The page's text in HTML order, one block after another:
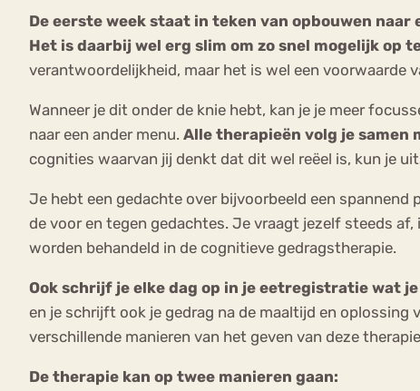
De eerste week staat in teken van opbouwen naar
Het is daarbij wel erg slim om zo snel mogelijk op
verantwoordelijkheid, maar het is wel een voorwaarde
Wanneer je dit onder de knie hebt, kan je je meer
naar een ander menu. Alle therapieën volg je samen
cognities waarvan jij denkt dat dit wel reëel is, kun je
Je hebt een gedachte over bijvoorbeeld een spannend
de voor en tegen gedachtes. Je vraagt jezelf steeds
worden behandeld in de cognitieve gedragstherapie.
Ook schrijf je elke dag op in je eetregistratie wat
en je schrijft ook je gedrag na de maaltijd en
verschillende manieren van het geven van deze
De therapie kan op twee manieren gaan: